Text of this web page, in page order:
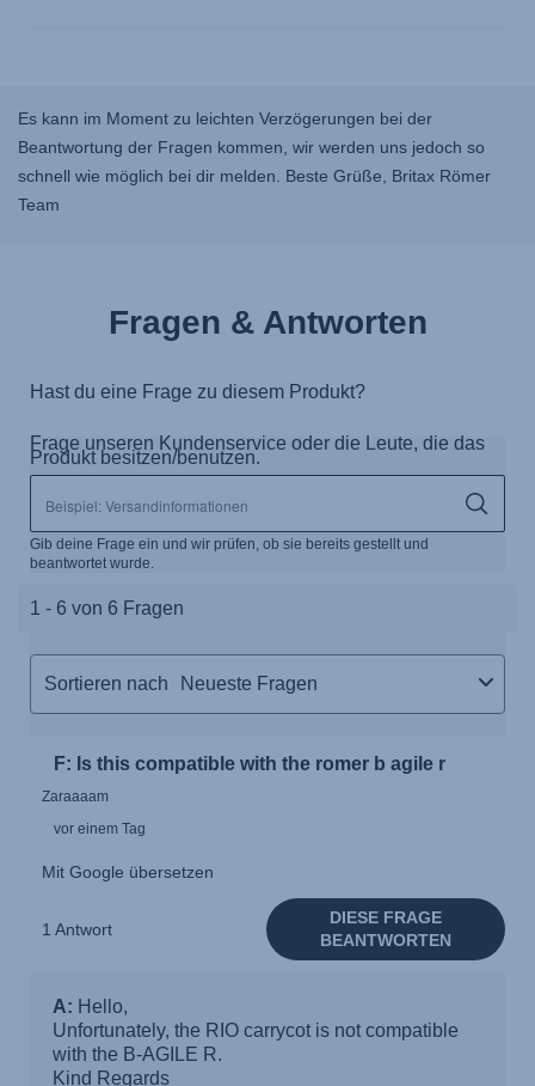
Es kann im Moment zu leichten Verzögerungen bei der
Beantwortung der Fragen kommen, wir werden uns jedoch so
schnell wie möglich bei dir melden. Beste Grüße, Britax Römer
Team
Fragen & Antworten